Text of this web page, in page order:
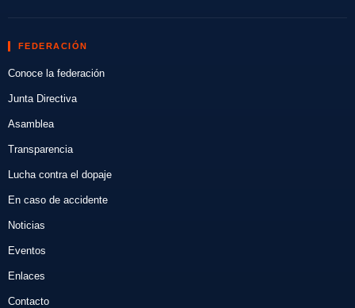
FEDERACIÓN
Conoce la federación
Junta Directiva
Asamblea
Transparencia
Lucha contra el dopaje
En caso de accidente
Noticias
Eventos
Enlaces
Contacto